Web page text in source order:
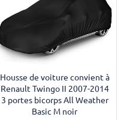
Housse de voiture convient à
Renault Twingo II 2007-2014
3 portes bicorps All Weather
Basic M noir